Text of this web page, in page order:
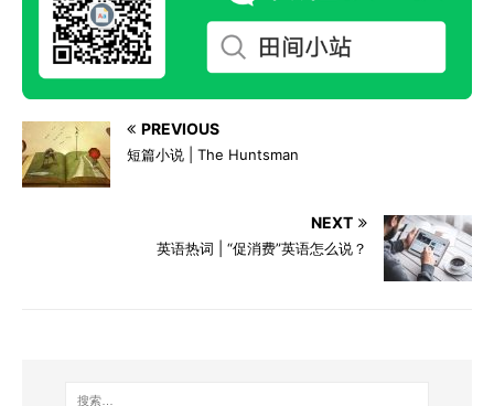
PREVIOUS
短篇小说 | The Huntsman
NEXT
英语热词 | “促消费”英语怎么说？